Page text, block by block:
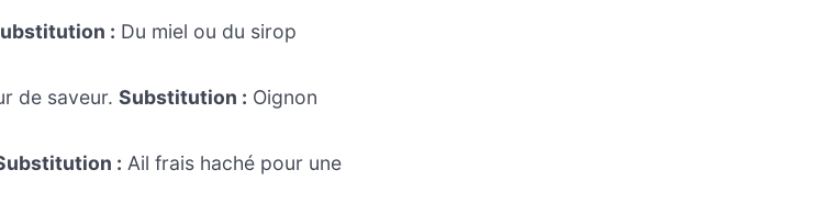
: Du miel ou du sirop
de saveur.Substitution : Oignon
: Ail frais haché pour une